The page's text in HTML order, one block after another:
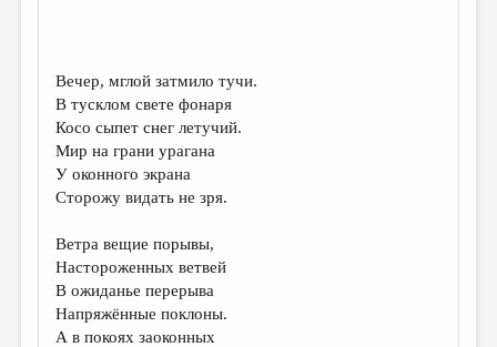
ОТДЕЛЫ И РУБРИКИ
ИЗБРАННОЕ
ДАЙДЖЕСТ
ПЕРЕВОДЫ
КОНКУРСЫ
ДЕТСКАЯ КОМНАТА
Вечер, мглой затмило тучи.
В тусклом свете фонаря
Косо сыпет снег летучий.
Мир на грани урагана
У оконного экрана
Сторожу видать не зря.
Ветра вещие порывы,
Настороженных ветвей
В ожиданье перерыва
Напряжённые поклоны.
А в покоях заоконных